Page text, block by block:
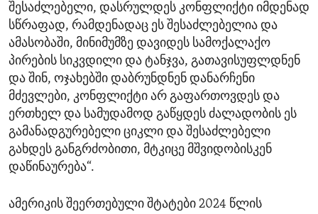
შესაძლებელი, დასრულდეს კონფლიქტი იმდენად
სწრაფად, რამდენადაც ეს შესაძლებელია და
ამასობაში, მინიმუმზე დავიდეს სამოქალაქო
პირების სიკვდილი და ტანჯვა, გათავისუფლდნენ
და შინ, ოჯახებში დაბრუნდნენ დანარჩენი
მძევლები, კონფლიქტი არ გაფართოვდეს და
ერთხელ და სამუდამოდ გაწყდეს ძალადობის ეს
გამანადგურებელი ციკლი და შესაძლებელი
გახდეს განგრძობითი, მტკიცე მშვიდობისკენ
დაწინაურება“.
ამერიკის შეერთებული შტატები 2024 წლის